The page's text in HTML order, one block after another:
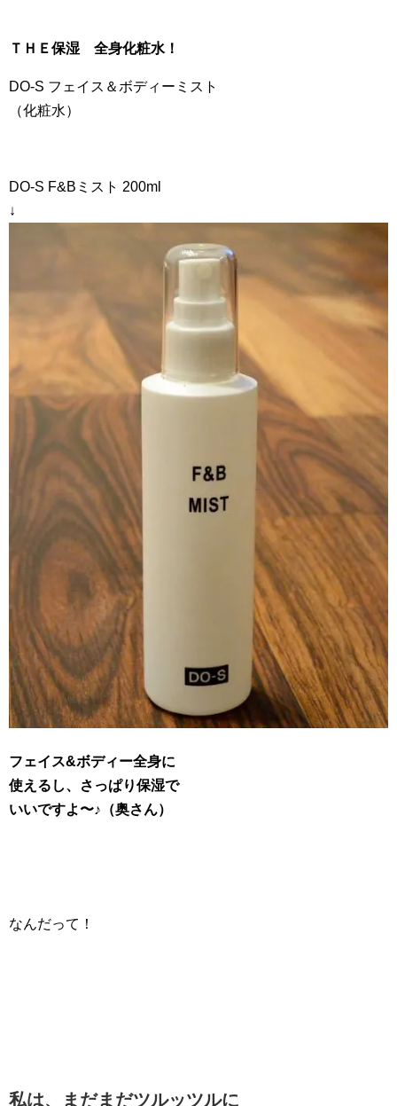
ＴＨＥ保湿 全身化粧水！
DO-S フェイス＆ボディーミスト
（化粧水）
DO-S F&Bミスト 200ml
↓
フェイス&ボディー全身に
使えるし、さっぱり保湿で
いいですよ〜♪（奥さん）
なんだって！
私は、まだまだツルッツルに